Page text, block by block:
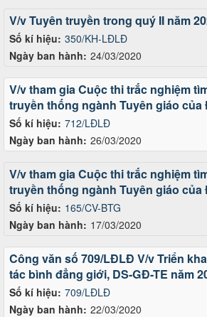
Số kí hiệu: 350/KH-LĐLĐ
Ngày ban hành: 24/03/2020
V/v Tuyên truyền trong quý II năm
Số kí hiệu: 712/LĐLĐ
Ngày ban hành: 26/03/2020
V/v tham gia Cuộc thi trắc nghiệm
truyền thống ngành Tuyên giáo của
Số kí hiệu: 165/CV-BTG
Ngày ban hành: 17/03/2020
V/v tham gia Cuộc thi trắc nghiệm
truyền thống ngành Tuyên giáo của
Số kí hiệu: 709/LĐLĐ
Ngày ban hành: 22/03/2020
Công văn số 709/LĐLĐ V/v Triển
tác bình đẳng giới, DS-GĐ-TE năm